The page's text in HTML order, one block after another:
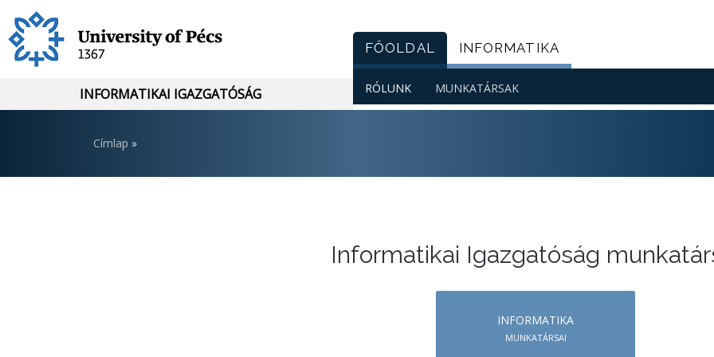
tartalomra
INFORMATIKAI IGAZGATÓSÁG
Főmenü
FŐOLDAL INFORMATIKA
Igazgatóság
RÓLUNK MUNKATÁRSAK
Morzsa
Címlap
Informatikai Igazgatóság
INFORMATIKA
MUNKATÁRSAI